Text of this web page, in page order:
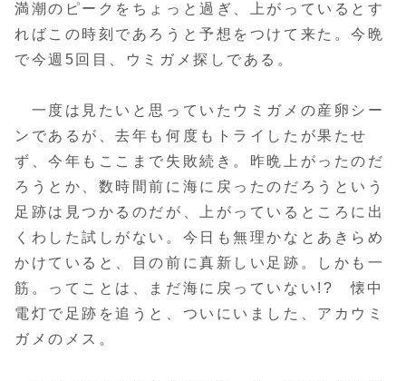
満潮のピークをちょっと過ぎ、上がっているとす
ればこの時刻であろうと予想をつけて来た。今晩
で今週5回目、ウミガメ探しである。
一度は見たいと思っていたウミガメの産卵シー
ンであるが、去年も何度もトライしたが果たせ
ず、今年もここまで失敗続き。昨晩上がったのだ
ろうとか、数時間前に海に戻ったのだろうという
足跡は見つかるのだが、上がっているところに出
くわした試しがない。今日も無理かなとあきらめ
かけていると、目の前に真新しい足跡。しかも一
筋。ってことは、まだ海に戻っていない!? 懐中
電灯で足跡を追うと、ついにいました、アカウミ
ガメのメス。